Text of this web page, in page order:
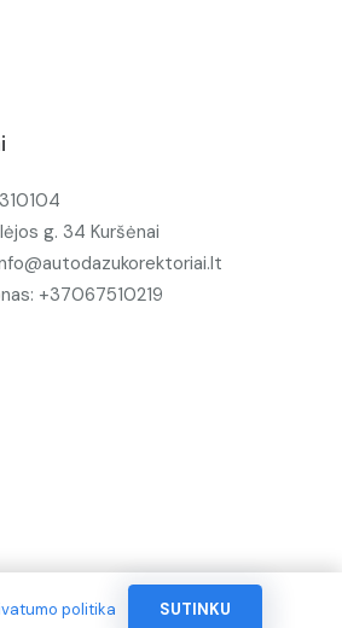
g. 34 Kuršėnai
+37067510219
politika SUTINKU